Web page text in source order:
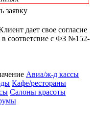
заявку
дает свое согласие
соответсвие с ФЗ №152-
Авиа/ж-д кассы
Кафе/рестораны
Салоны красоты